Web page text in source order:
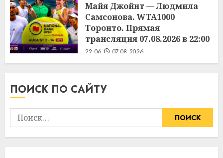
Майя Джойнт — Людмила
Самсонова. WTA1000
Торонто. Прямая
трансляция 07.08.2026 в 22:00
22:06 07.08.2026
ПОИСК ПО САЙТУ
Найти: